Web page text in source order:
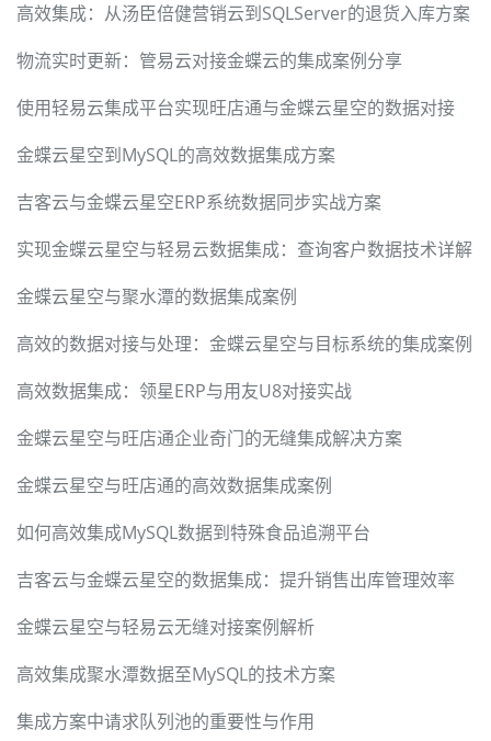
高效集成：从汤臣倍健营销云到SQLServer的退货入库方案
物流实时更新：管易云对接金蝶云的集成案例分享
使用轻易云集成平台实现旺店通与金蝶云星空的数据对接
金蝶云星空到MySQL的高效数据集成方案
吉客云与金蝶云星空ERP系统数据同步实战方案
实现金蝶云星空与轻易云数据集成：查询客户数据技术详解
金蝶云星空与聚水潭的数据集成案例
高效的数据对接与处理：金蝶云星空与目标系统的集成案例
高效数据集成：领星ERP与用友U8对接实战
金蝶云星空与旺店通企业奇门的无缝集成解决方案
金蝶云星空与旺店通的高效数据集成案例
如何高效集成MySQL数据到特殊食品追溯平台
吉客云与金蝶云星空的数据集成：提升销售出库管理效率
金蝶云星空与轻易云无缝对接案例解析
高效集成聚水潭数据至MySQL的技术方案
集成方案中请求队列池的重要性与作用